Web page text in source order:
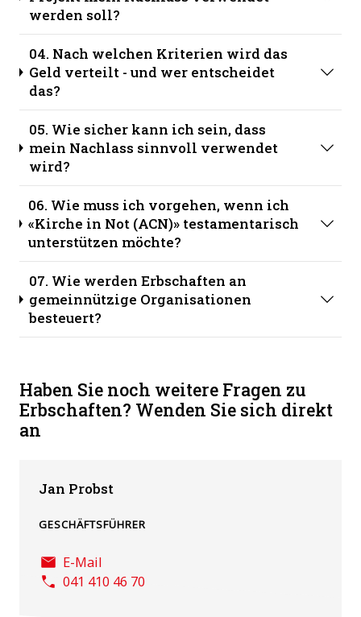
werden soll?
04. Nach welchen Kriterien wird das
Geld verteilt - und wer entscheidet
das?
05. Wie sicher kann ich sein, dass
mein Nachlass sinnvoll verwendet
wird?
06. Wie muss ich vorgehen, wenn ich
«Kirche in Not (ACN)» testamentarisch
unterstützen möchte?
07. Wie werden Erbschaften an
gemeinnützige Organisationen
besteuert?
Haben Sie noch weitere Fragen zu
Erbschaften? Wenden Sie sich direkt
an
Jan Probst
GESCHÄFTSFÜHRER
E-Mail
041 410 46 70